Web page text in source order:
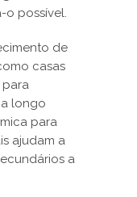
o possível.
de
casas
para
longo
para
ajudam a
a